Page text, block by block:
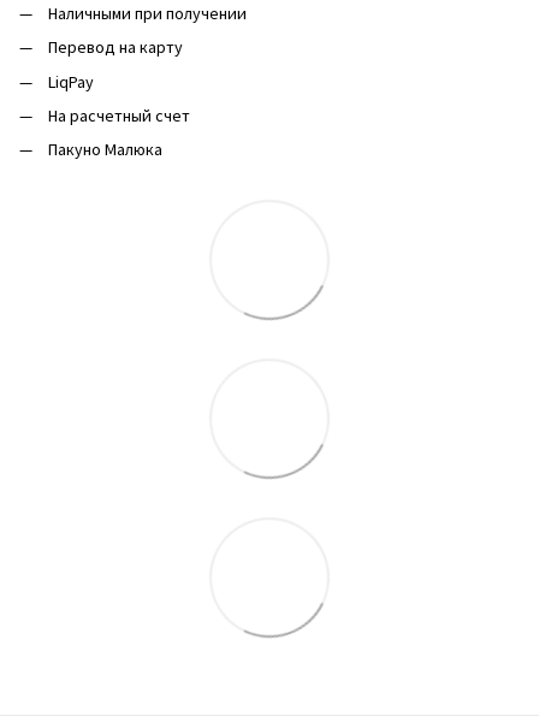
Наличными при получении
Перевод на карту
LiqPay
На расчетный счет
Пакуно Малюка